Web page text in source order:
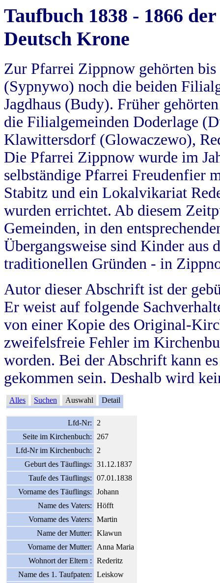
Taufbuch 1838 - 1866
Deutsch Krone
Zur Pfarrei Zippnow gehörten
(Sypnywo) noch die beiden
Jagdhaus (Budy). Früher
die Filialgemeinden Doderlage
Klawittersdorf (Glowaczewo),
Die Pfarrei Zippnow wurde im
selbständige Pfarrei Freudenfier
Stabitz und ein Lokalvikariat
wurden errichtet. Ab diesem
Gemeinden, in den
Übergangsweise sind Kinder aus
traditionellen Gründen - in
Autor dieser Abschrift ist der
Er weist auf folgende
von einer Kopie des Original-
zweifelsfreie Fehler im
worden. Bei der Abschrift kann
gekommen sein. Deshalb wird
Alles Suchen Auswahl Detail
Lfd-Nr:
2
Seite im Kirchenbuch:
267
Lfd-Nr im Kirchenbuch:
2
Geburt des Täuflings:
31.12.1837
Taufe des Täuflings:
07.01.1838
Vorname des Täuflings:
Johann
Name des Vaters:
Höfft
Vorname des Vaters:
Martin
Name der Mutter:
Klawun
Vorname der Mutter:
Anna Maria
Wohnort der Eltern :
Rederitz
Name des 1. Taufpaten:
Leiskow